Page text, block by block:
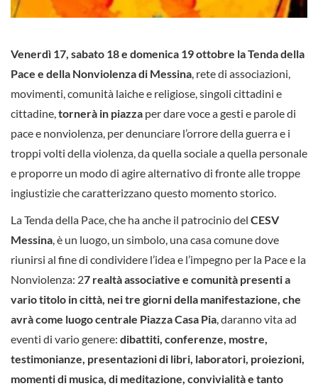
Venerdì 17, sabato 18 e domenica 19 ottobre la Tenda della
Pace e della Nonviolenza di Messina , rete di associazioni,
movimenti, comunità laiche e religiose, singoli cittadini e
cittadine, tornerà in piazza per dare voce a gesti e parole di
pace e nonviolenza, per denunciare l’orrore della guerra e i
troppi volti della violenza, da quella sociale a quella personale
e proporre un modo di agire alternativo di fronte alle troppe
ingiustizie che caratterizzano questo momento storico.
La Tenda della Pace, che ha anche il patrocinio del CESV
Messina , è un luogo, un simbolo, una casa comune dove
riunirsi al fine di condividere l’idea e l’impegno per la Pace e la
Nonviolenza: 27 realtà associative e comunità presenti a
vario titolo in città, nei tre giorni della manifestazione, che
avrà come luogo centrale Piazza Casa Pia , daranno vita ad
eventi di vario genere: dibattiti, conferenze, mostre,
testimonianze, presentazioni di libri, laboratori, proiezioni,
momenti di musica, di meditazione, convivialità e tanto